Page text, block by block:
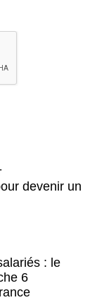
devenir un
: le
6